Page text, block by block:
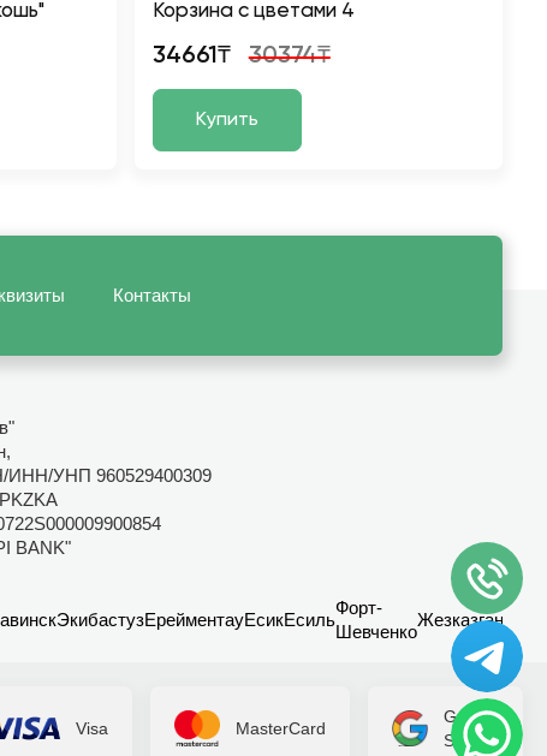
Корзина с цветами 4
34661₸ 30374₸
Купить
Контакты
УНП 960529400309
BANK"
ЭкибастузЕрейментауЕсикЕсиль
Форт-
Шевченко
Жезказган
Visa MasterCard
Google
Secure